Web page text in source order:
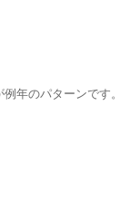
年のパターンです。